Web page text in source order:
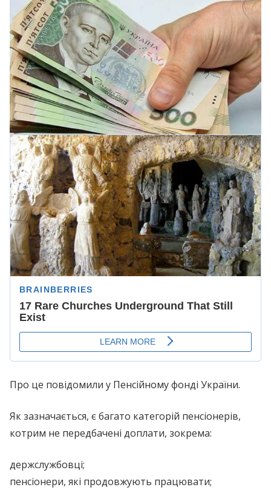
Про це повідомили у Пенсійному фонді України.
Як зазначається, є багато категорій пенсіонерів,
котрим не передбачені доплати, зокрема:
держслужбовці;
пенсіонери, які продовжують працювати;